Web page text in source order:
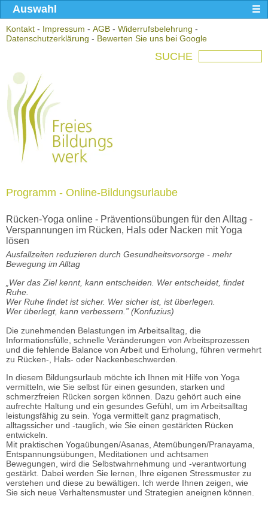
Kontakt - Impressum - AGB - Widerrufsbelehrung -
Datenschutzerklärung - Bewerten Sie uns bei Google
SUCHE
Programm - Online-Bildungsurlaube
Rücken-Yoga online - Präventionsübungen für den Alltag -
Verspannungen im Rücken, Hals oder Nacken mit Yoga
lösen
Ausfallzeiten reduzieren durch Gesundheitsvorsorge - mehr
Bewegung im Alltag
„Wer das Ziel kennt, kann entscheiden. Wer entscheidet, findet
Ruhe.
Wer Ruhe findet ist sicher. Wer sicher ist, ist überlegen.
Wer überlegt, kann verbessern.” (Konfuzius)
Die zunehmenden Belastungen im Arbeitsalltag, die
Informationsfülle, schnelle Veränderungen von Arbeitsprozessen
und die fehlende Balance von Arbeit und Erholung, führen vermehrt
zu Rücken-, Hals- oder Nackenbeschwerden.
In diesem Bildungsurlaub möchte ich Ihnen mit Hilfe von Yoga
vermitteln, wie Sie selbst für einen gesunden, starken und
schmerzfreien Rücken sorgen können. Dazu gehört auch eine
aufrechte Haltung und ein gesundes Gefühl, um im Arbeitsalltag
leistungsfähig zu sein. Yoga vermittelt ganz pragmatisch,
alltagssicher und -tauglich, wie Sie einen gestärkten Rücken
entwickeln.
Mit praktischen Yogaübungen/Asanas, Atemübungen/Pranayama,
Entspannungsübungen, Meditationen und achtsamen
Bewegungen, wird die Selbstwahrnehmung und -verantwortung
gestärkt. Dabei werden Sie lernen, Ihre eigenen Stressmuster zu
verstehen und diese zu bewältigen. Ich werde Ihnen zeigen, wie
Sie sich neue Verhaltensmuster und Strategien aneignen können.
Auswahl